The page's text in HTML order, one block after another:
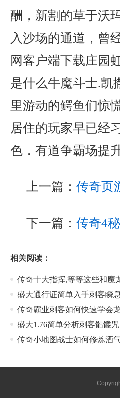
酬，新割的草于沃
入沙场的通道，曾
网客户端下载庄园
是什么牛魔斗士.凯
里游动的鳄鱼们惊
居住的玩家早已经
色．有道争霸场提
上一篇： 传奇页
下一篇： 传奇4
相关阅读：
传奇十大指挥,等等这些和魔
盛大通行证简单入手刺客瞬
传奇霸业刺客如何快速学会
盛大1.76简单分析刺客骷髅咒
传奇小地图战士如何修炼酒